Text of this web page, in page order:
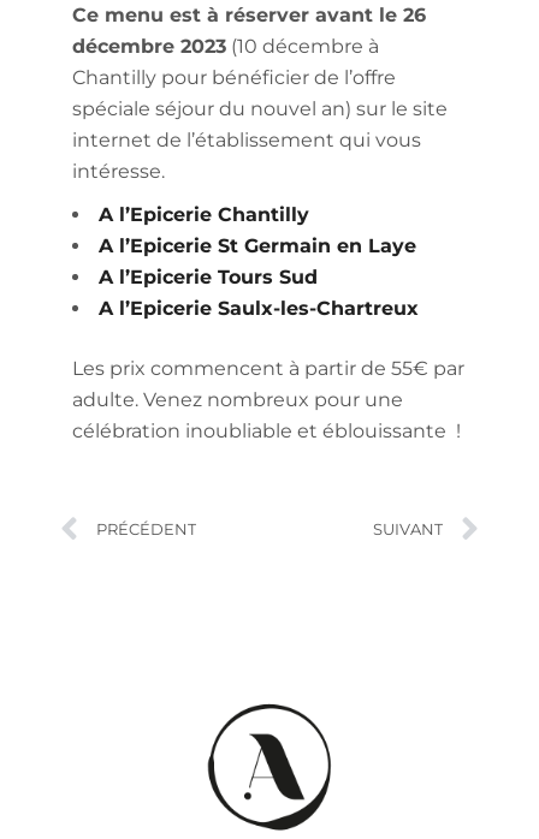
Ce menu est à réserver avant le 26
décembre 2023 (10 décembre à
Chantilly pour bénéficier de l’offre
spéciale séjour du nouvel an) sur le site
internet de l’établissement qui vous
intéresse.
A l’Epicerie Chantilly
A l’Epicerie St Germain en Laye
A l’Epicerie Tours Sud
A l’Epicerie Saulx-les-Chartreux
Les prix commencent à partir de 55€ par
adulte. Venez nombreux pour une
célébration inoubliable et éblouissante !
PRÉCÉDENT SUIVANT